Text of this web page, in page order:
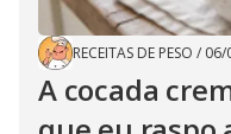
RECEITAS DE PESO / 06/
A cocada